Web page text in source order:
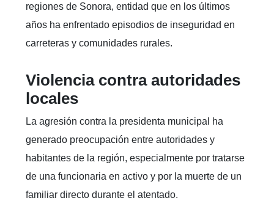
regiones de Sonora, entidad que en los últimos
años ha enfrentado episodios de inseguridad en
carreteras y comunidades rurales.
Violencia contra autoridades
locales
La agresión contra la presidenta municipal ha
generado preocupación entre autoridades y
habitantes de la región, especialmente por tratarse
de una funcionaria en activo y por la muerte de un
familiar directo durante el atentado.